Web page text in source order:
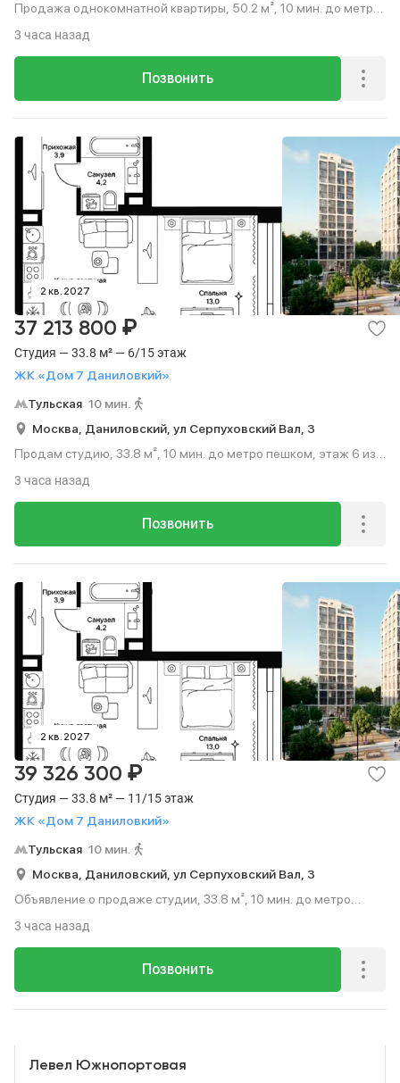
Продажа однокомнатной квартиры, 50.2 м², 10 мин. до метро
Позвонить
3 часа назад
2 кв. 2027
Студия — 33.8 м² — 6/15 этаж
ЖК «Дом 7 Даниловкий»
37 213 800 ₽
Тульская 10 мин.
Москва, Даниловский, ул Серпуховский Вал, 3
Продам студию, 33.8 м², 10 мин. до метро пешком, этаж 6 из
Позвонить
3 часа назад
2 кв. 2027
Студия — 33.8 м² — 11/15 этаж
ЖК «Дом 7 Даниловкий»
39 326 300 ₽
Тульская 10 мин.
Москва, Даниловский, ул Серпуховский Вал, 3
Объявление о продаже студии, 33.8 м², 10 мин. до метро
Позвонить
3 часа назад
Левел Южнопортовая